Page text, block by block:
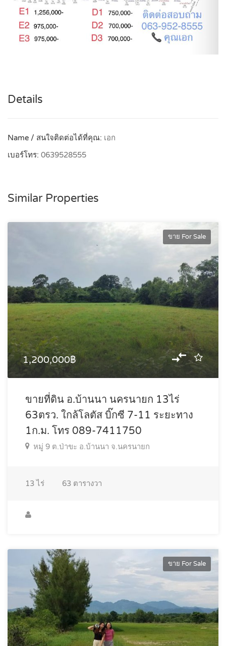
Details
Name / สนใจติดต่อได้ที่คุณ: เอก
เบอร์โทร: 0639528555
Similar Properties
ขาย For Sale
1,200,000฿
ขายที่ดิน อ.บ้านนา นครนายก 13ไร่
63ตรว. ใกล้โลตัส บิ๊กซี 7-11 ระยะทาง
1ก.ม. โทร 089-7411750
หมู่ 9 ต.ป่าขะ อ.บ้านนา จ.นครนายก
13ไร่ 63 ตารางวา
ขาย For Sale